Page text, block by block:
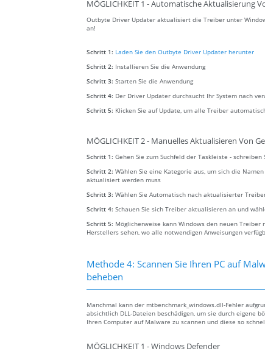
MÖGLICHKEIT 1 - Automatische Aktualisierung
Outbyte Driver Updater aktualisiert die Treiber unter
an!
Schritt 1: Laden Sie den Outbyte Driver Updater herunter
Schritt 2: Installieren Sie die Anwendung
Schritt 3: Starten Sie die Anwendung
Schritt 4: Der Driver Updater durchsucht Ihr System nach
Schritt 5: Klicken Sie auf Update, um alle Treiber
MÖGLICHKEIT 2 - Manuelles Aktualisieren Von
Schritt 1: Gehen Sie zum Suchfeld der Taskleiste -
Schritt 2: Wählen Sie eine Kategorie aus, um sich die
aktualisiert werden muss
Schritt 3: Wählen Sie Automatisch nach aktualisierter
Schritt 4: Schauen Sie sich Treiber aktualisieren an und
Schritt 5: Möglicherweise kann Windows den neuen
Herstellers sehen, wo alle notwendigen Anweisungen
Methode 4: Scannen Sie Ihren PC auf
beheben
Manchmal kann der mtbenchmark_windows.dll-Fehler
absichtlich DLL-Dateien beschädigen, um sie durch eigene
Ihren Computer auf Malware zu scannen und diese so
MÖGLICHKEIT 1 - Windows Defender